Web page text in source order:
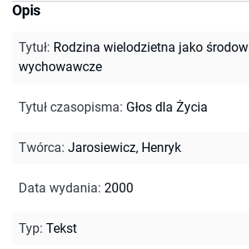
Opis
Tytuł: Rodzina wielodzietna jako
wychowawcze
Tytuł czasopisma: Głos dla Życia
Twórca: Jarosiewicz, Henryk
Data wydania: 2000
Typ: Tekst